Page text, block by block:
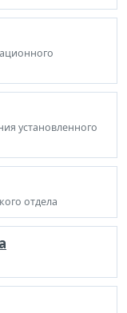
установленного
отдела